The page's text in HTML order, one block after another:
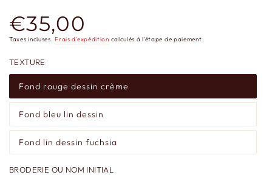
Prix
normal
€35,00
Taxes incluses.Frais d'expédition calculés à l'étape de paiement.
TEXTURE
Fond rouge dessin crème
Fond bleu lin dessin
Fond lin dessin fuchsia
BRODERIE OU NOM INITIAL